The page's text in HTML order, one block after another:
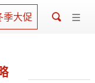
季大促